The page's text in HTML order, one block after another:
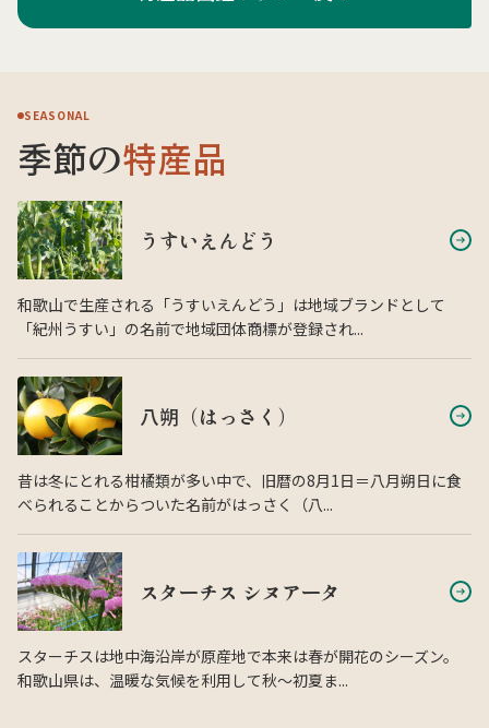
SEASONAL
季節の特産品
うすいえんどう
和歌山で生産される「うすいえんどう」は地域ブランドとして
「紀州うすい」の名前で地域団体商標が登録され...
八朔（はっさく）
昔は冬にとれる柑橘類が多い中で、旧暦の8月1日＝八月朔日に食
べられることからついた名前がはっさく（八...
スターチス シヌアータ
スターチスは地中海沿岸が原産地で本来は春が開花のシーズン。
和歌山県は、温暖な気候を利用して秋〜初夏ま...